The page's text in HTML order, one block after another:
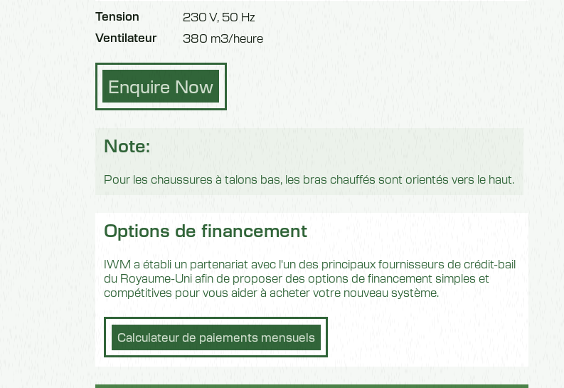
Tension 230 V, 50 Hz
Ventilateur 380 m3/heure
Enquire Now
Note:
Pour les chaussures à talons bas, les bras chauffés sont orientés vers le haut.
Options de financement
IWM a établi un partenariat avec l'un des principaux fournisseurs de crédit-bail
du Royaume-Uni afin de proposer des options de financement simples et
compétitives pour vous aider à acheter votre nouveau système.
Calculateur de paiements mensuels